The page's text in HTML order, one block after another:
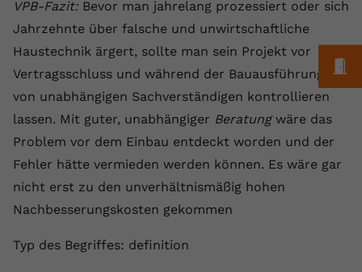
VPB-Fazit: Bevor man jahrelang prozessiert oder sich
Jahrzehnte über falsche und unwirtschaftliche
Haustechnik ärgert, sollte man sein Projekt vor
Vertragsschluss und während der Bauausführung
von unabhängigen Sachverständigen kontrollieren
lassen. Mit guter, unabhängiger Beratungwäre das
Problem vor dem Einbau entdeckt worden und der
Fehler hätte vermieden werden können. Es wäre gar
nicht erst zu den unverhältnismäßig hohen
Nachbesserungskosten gekommen
Typ des Begriffes: definition
Zweck
Dieses Cookie wird verwendet, um die
Speicherung von
Benutzereinstellungen zu ermöglichen.
setzt.
Name CONSENT
Anbieter youtube.com
2 Jahre
Zweck
YouTube setzt dieses Cookie über
eingebettete YouTube-Videos und
registriert anonyme statistische Daten.
Name yt-remote-device-id